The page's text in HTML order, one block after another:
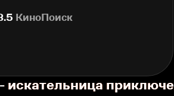
КиноПоиск
искательница